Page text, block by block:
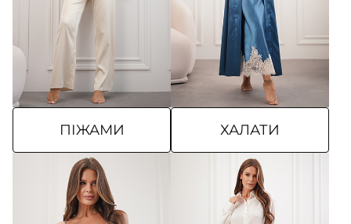
ПІЖАМИ ХАЛАТИ